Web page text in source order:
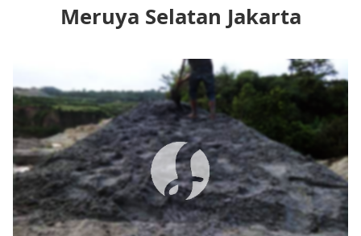
Meruya Selatan Jakarta